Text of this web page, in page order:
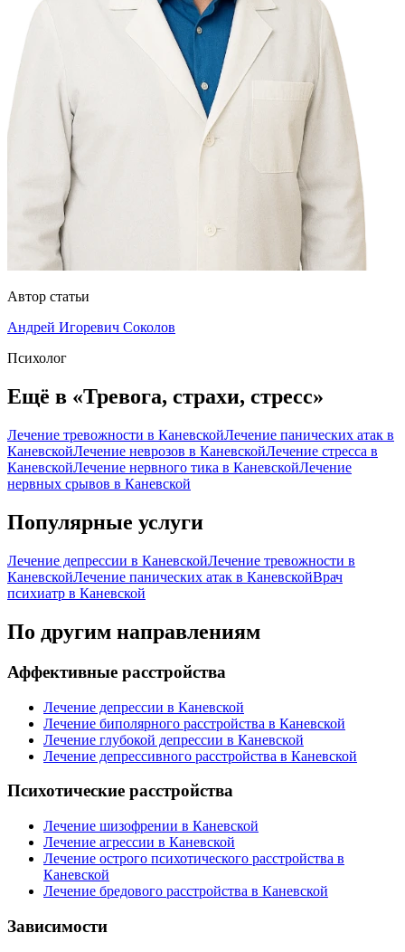
Автор статьи
Андрей Игоревич Соколов
Психолог
Ещё в «Тревога, страхи, стресс»
Лечение тревожности в КаневскойЛечение панических атак в
КаневскойЛечение неврозов в КаневскойЛечение стресса в
КаневскойЛечение нервного тика в КаневскойЛечение
нервных срывов в Каневской
Популярные услуги
Лечение депрессии в КаневскойЛечение тревожности в
КаневскойЛечение панических атак в КаневскойВрач
психиатр в Каневской
По другим направлениям
Аффективные расстройства
Лечение депрессии в Каневской
Лечение биполярного расстройства в Каневской
Лечение глубокой депрессии в Каневской
Лечение депрессивного расстройства в Каневской
Психотические расстройства
Лечение шизофрении в Каневской
Лечение агрессии в Каневской
Лечение острого психотического расстройства в
Каневской
Лечение бредового расстройства в Каневской
Зависимости